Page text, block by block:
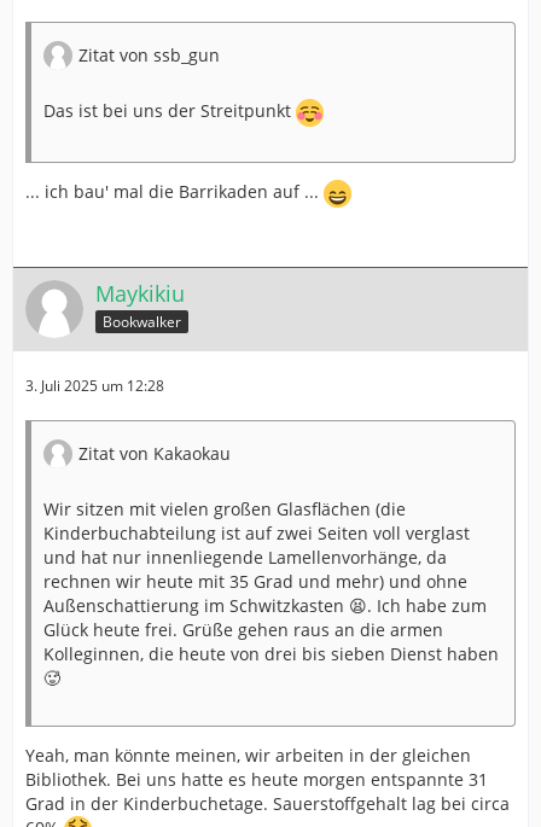
Zitat von ssb_gun
Das ist bei uns der Streitpunkt
... ich bau' mal die Barrikaden auf ...
Maykikiu
Bookwalker
3. Juli 2025 um 12:28
Zitat von Kakaokau
Wir sitzen mit vielen großen Glasflächen (die
Kinderbuchabteilung ist auf zwei Seiten voll verglast
und hat nur innenliegende Lamellenvorhänge, da
rechnen wir heute mit 35 Grad und mehr) und ohne
Außenschattierung im Schwitzkasten 😫. Ich habe zum
Glück heute frei. Grüße gehen raus an die armen
Kolleginnen, die heute von drei bis sieben Dienst haben
🥵
Yeah, man könnte meinen, wir arbeiten in der gleichen
Bibliothek. Bei uns hatte es heute morgen entspannte 31
Grad in der Kinderbuchetage. Sauerstoffgehalt lag bei circa